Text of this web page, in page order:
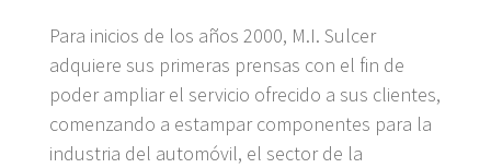
Para inicios de los años 2000, M.I. Sulcer
adquiere sus primeras prensas con el fin de
poder ampliar el servicio ofrecido a sus clientes,
comenzando a estampar componentes para la
industria del automóvil, el sector de la